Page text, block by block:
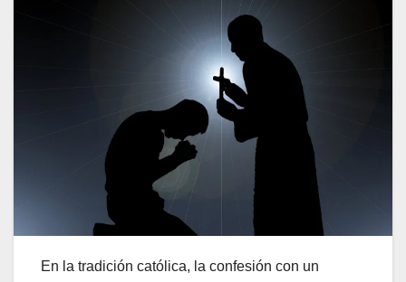
En la tradición católica, la confesión con un